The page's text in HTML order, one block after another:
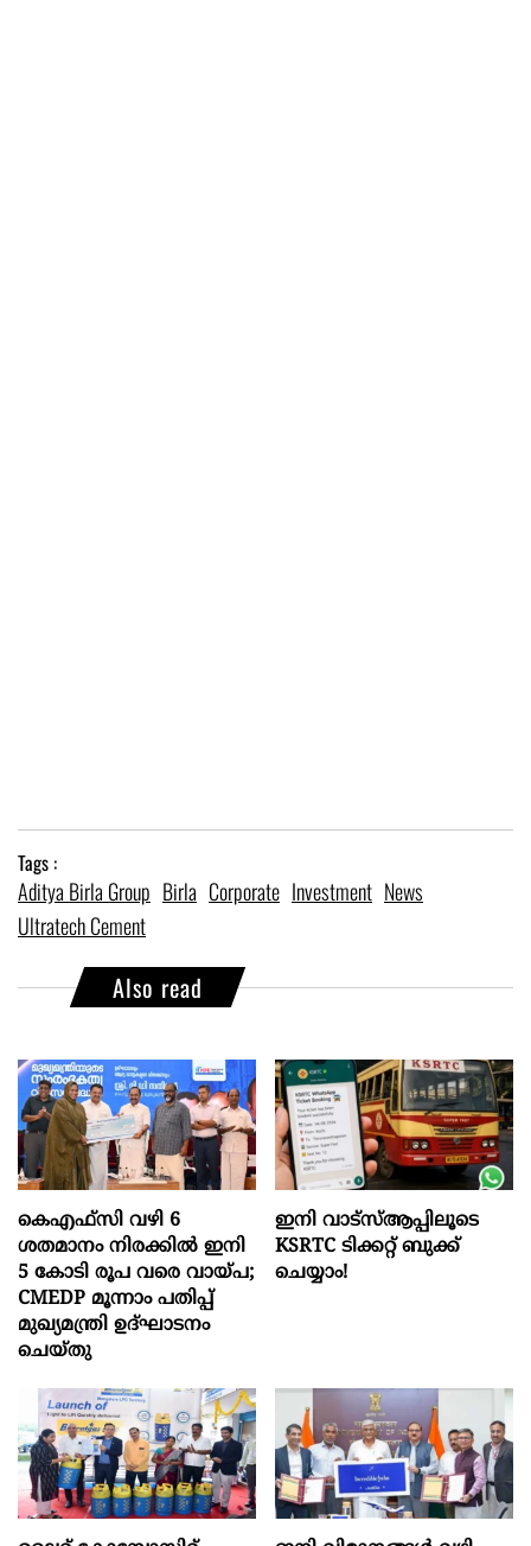
Tags :
Aditya Birla Group Birla Corporate Investment News
Ultratech Cement
Also read
കെഎഫ്സി വഴി 6
ശതമാനം നിരക്കിൽ ഇനി
5 കോടി രൂപ വരെ വായ്പ;
CMEDP മൂന്നാം പതിപ്പ്
മുഖ്യമന്ത്രി ഉദ്ഘാടനം
ചെയ്തു
ഇനി വാട്‌സ്ആപ്പിലൂടെ
KSRTC ടിക്കറ്റ് ബുക്ക്
ചെയ്യാം!